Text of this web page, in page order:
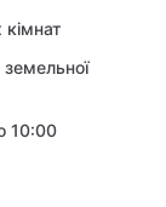
10:00